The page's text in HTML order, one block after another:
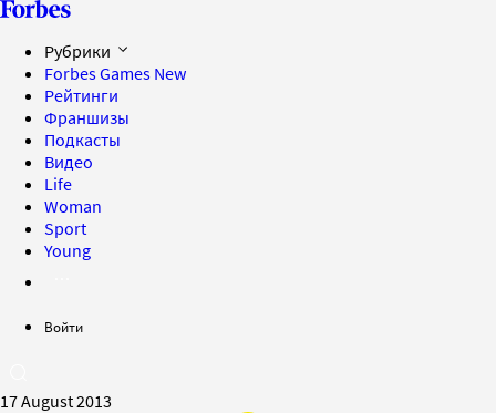
Рубрики
Forbes Games New
Рейтинги
Франшизы
Подкасты
Видео
Life
Woman
Sport
Young
Войти
17 August 2013